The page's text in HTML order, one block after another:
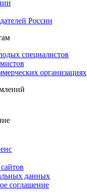
России
специалистов
организациях
данных
соглашение